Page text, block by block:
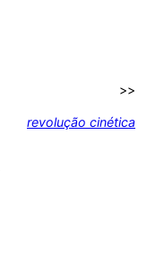
>>
revolução cinética